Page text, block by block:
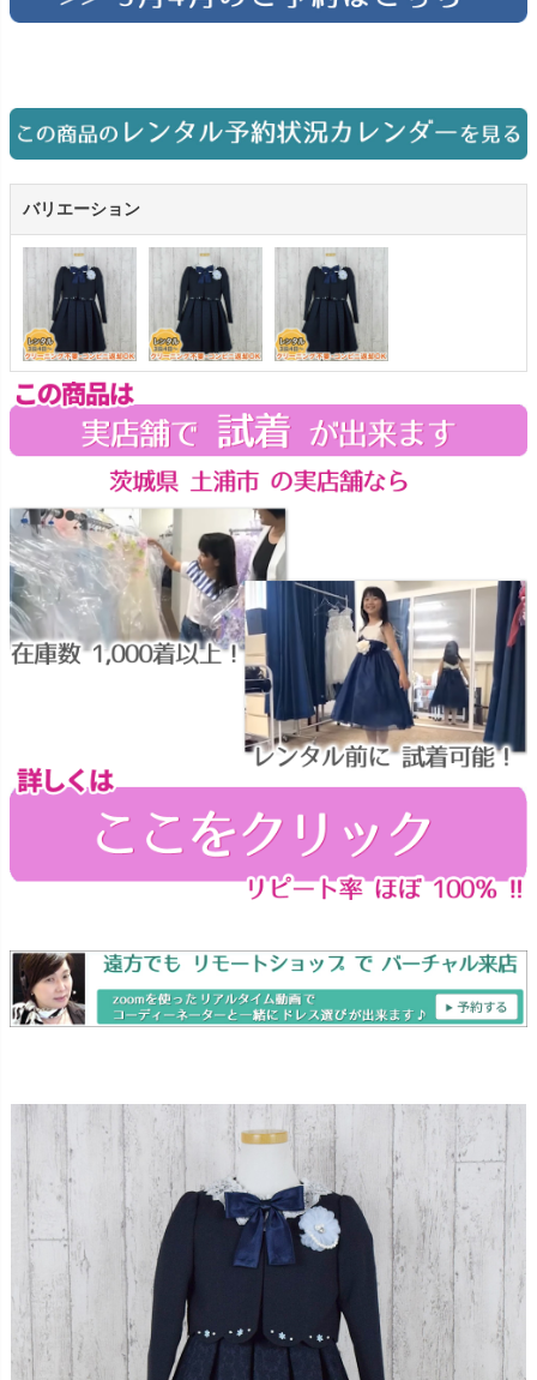
特典 ヘアメイク・着付け
スタジオを予約 →
バリエーション